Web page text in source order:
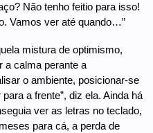
Não tenho feitio para isso!
Vamos ver até quando…”
mistura de optimismo,
a calma perante a
o ambiente, posicionar-se
a frente”, diz ela. Ainda há
ver as letras no teclado,
para cá, a perda de